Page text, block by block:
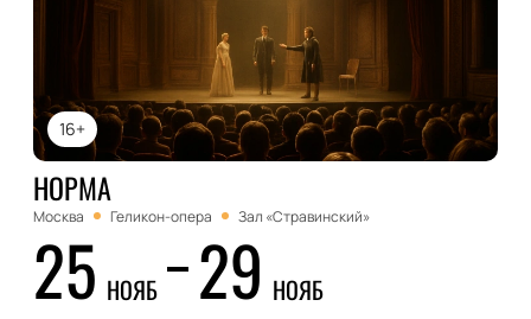
16+
НОРМА
Москва Геликон-опера Зал «Стравинский»
25 НОЯБ 29 НОЯБ